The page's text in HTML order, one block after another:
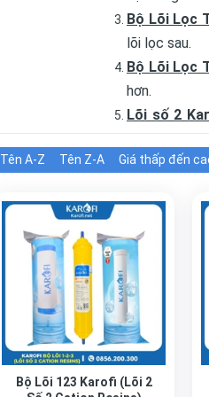
Bộ Lõi Lọc
lõi lọc sau.
Bộ Lõi Lọc
hơn.
Lõi số 2
Tên A-Z Tên Z-A Giá thấp đến
Bộ Lõi 123 Karofi (Lõi 2